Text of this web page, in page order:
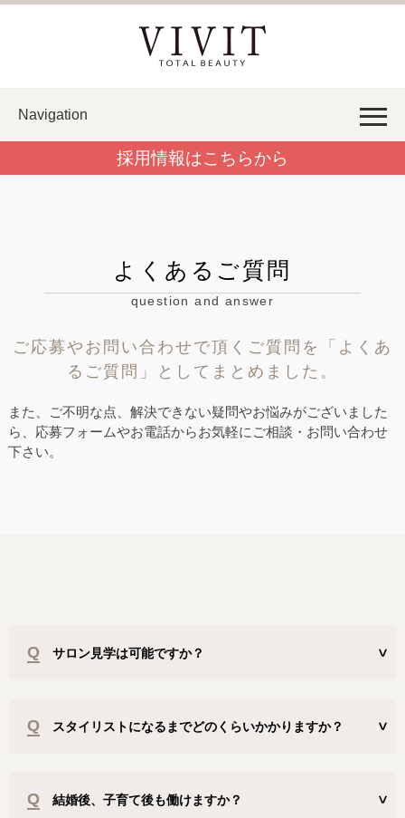
Navigation
採用情報はこちらから
よくあるご質問
question and answer
ご応募やお問い合わせで頂くご質問を「よくあ
るご質問」としてまとめました。
また、ご不明な点、解決できない疑問やお悩みがございました
ら、応募フォームやお電話からお気軽にご相談・お問い合わせ
下さい。
Q サロン見学は可能ですか？
Q スタイリストになるまでどのくらいかかりますか？
Q 結婚後、子育て後も働けますか？